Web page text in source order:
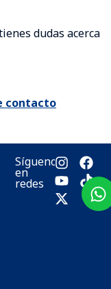
dudas acerca
contacto
Síguenos
en
redes